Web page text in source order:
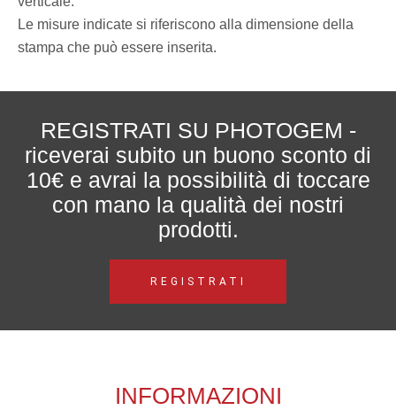
Le misure indicate si riferiscono alla dimensione della
stampa che può essere inserita.
REGISTRATI SU PHOTOGEM -
riceverai subito un buono sconto di
10€ e avrai la possibilità di toccare
con mano la qualità dei nostri
prodotti.
REGISTRATI
INFORMAZIONI